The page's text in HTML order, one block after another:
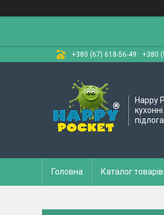
+380 (67) 618-56-49 +380
Happy
Головна Каталог товарів